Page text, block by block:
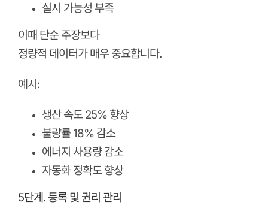
실시 가능성 부족
이때 단순 주장보다
정량적 데이터가 매우 중요합니다.
예시:
생산 속도 25% 향상
불량률 18% 감소
에너지 사용량 감소
자동화 정확도 향상
5단계. 등록 및 권리 관리